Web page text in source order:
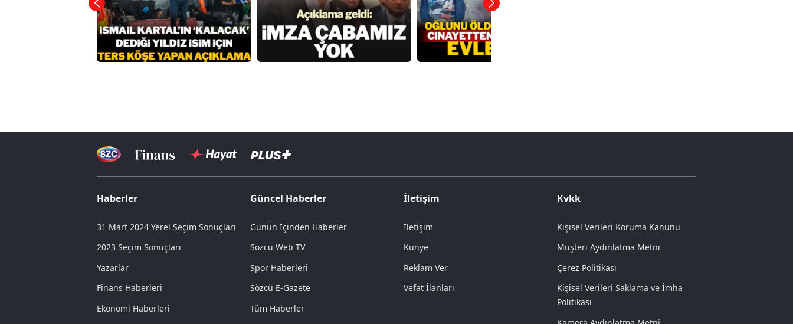
Haberler
31 Mart 2024 Yerel Seçim Sonuçları
2023 Seçim Sonuçları
Yazarlar
Finans Haberleri
Ekonomi Haberleri
Güncel Haberler
Günün İçinden Haberler
Sözcü Web TV
Spor Haberleri
Sözcü E-Gazete
Tüm Haberler
İletişim
İletişim
Künye
Reklam Ver
Vefat İlanları
Kvkk
Kişisel Verileri Koruma Kanunu
Müşteri Aydınlatma Metni
Çerez Politikası
Kişisel Verileri Saklama ve İmha
Politikası